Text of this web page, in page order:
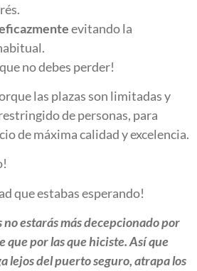
evitando la
no debes perder!
las plazas son limitadas y
de personas, para
de máxima calidad y excelencia.
que estabas esperando!
estarás más decepcionado por
que por las que hiciste. Así que
lejos del puerto seguro, atrapa los